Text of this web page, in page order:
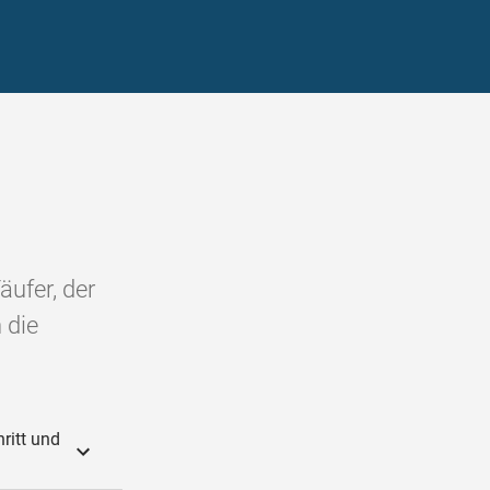
der
die
und